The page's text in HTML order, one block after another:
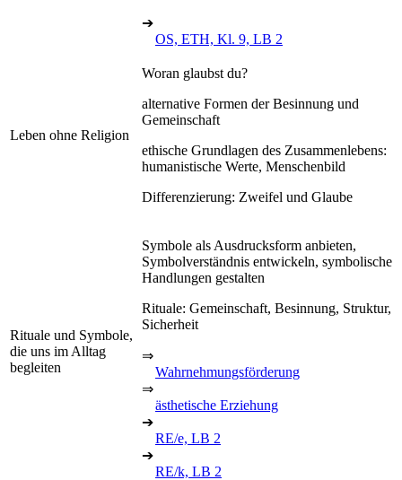
➔
OS, ETH, Kl. 9, LB 2
Leben ohne Religion
Woran glaubst du?
alternative Formen der Besinnung und
Gemeinschaft
ethische Grundlagen des Zusammenlebens:
humanistische Werte, Menschenbild
Differenzierung: Zweifel und Glaube
Rituale und Symbole,
die uns im Alltag
begleiten
Symbole als Ausdrucksform anbieten,
Symbolverständnis entwickeln, symbolische
Handlungen gestalten
Rituale: Gemeinschaft, Besinnung, Struktur,
Sicherheit
⇒
Wahrnehmungsförderung
⇒
ästhetische Erziehung
➔
RE/e, LB 2
➔
RE/k, LB 2